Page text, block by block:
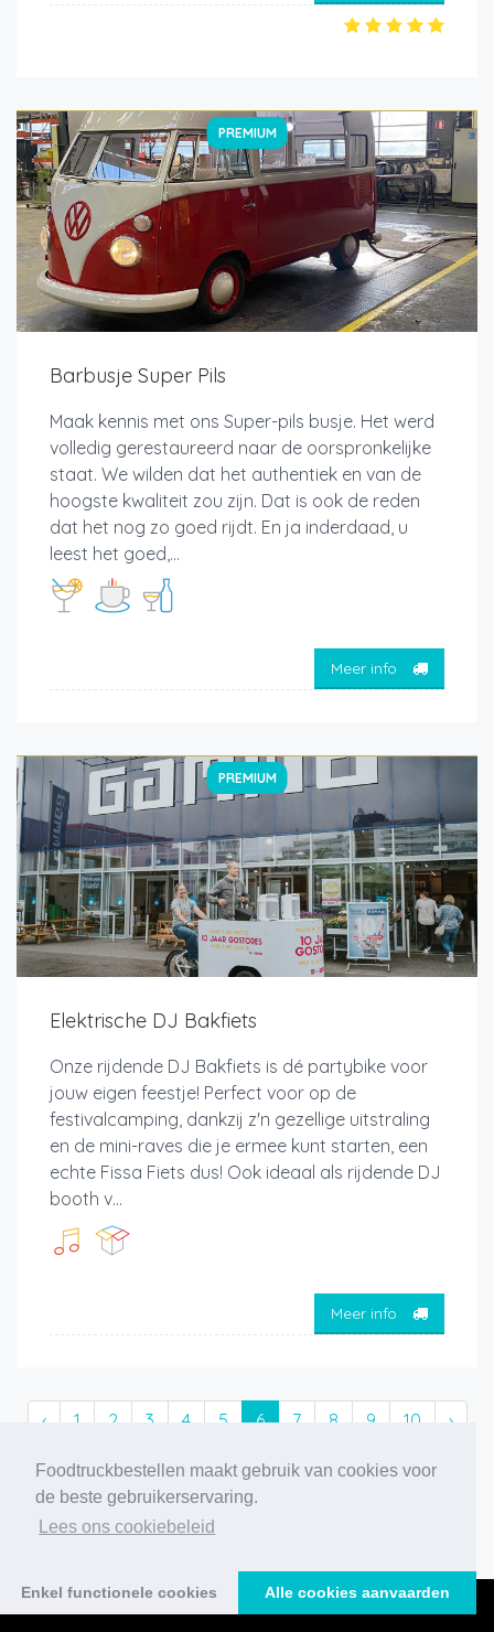
Foodtruckbestellen maakt gebruik van cookies voor
de beste gebruikerservaring.
Lees ons cookiebeleid
Enkel functionele cookies Alle cookies aanvaarden
PREMIUM
Barbusje Super Pils
Maak kennis met ons Super-pils busje. Het werd
volledig gerestaureerd naar de oorspronkelijke
staat. We wilden dat het authentiek en van de
hoogste kwaliteit zou zijn. Dat is ook de reden
dat het nog zo goed rijdt. En ja inderdaad, u
leest het goed,...
Meer info
PREMIUM
Elektrische DJ Bakfiets
Onze rijdende DJ Bakfiets is dé partybike voor
jouw eigen feestje! Perfect voor op de
festivalcamping, dankzij z'n gezellige uitstraling
en de mini-raves die je ermee kunt starten, een
echte Fissa Fiets dus! Ook ideaal als rijdende DJ
booth v...
Meer info
‹ 1 2 3 4 5 6 7 8 9 10 ›
186 foodtrucks gevonden